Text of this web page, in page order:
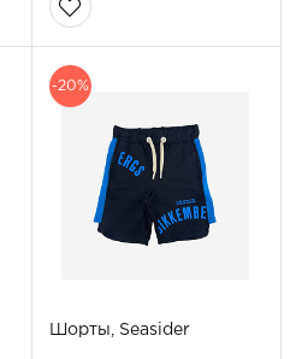
-20%
Шорты, Seasider